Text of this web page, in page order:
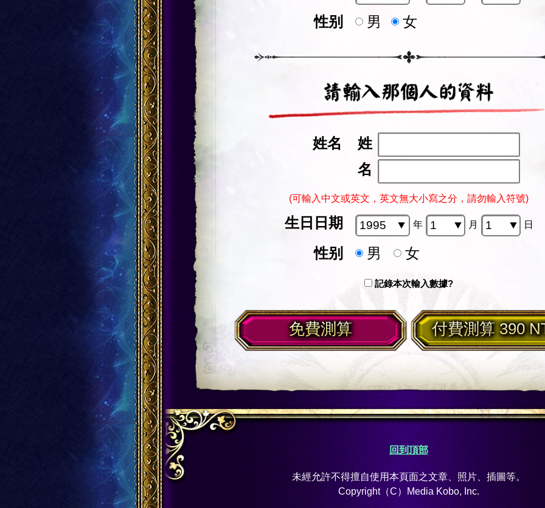
性别 男 女
姓名
姓
名
(可輸入中文或英文，英文無大小寫之分，請勿輸入符號)
生日日期 年 月 日
性别 男 女
記錄本次輸入數據?
免費測算 付費測算 390
回到頂部
未經允許不得擅自使用本頁面之文章、照片、插圖等。
Copyright（C）Media Kobo, Inc.